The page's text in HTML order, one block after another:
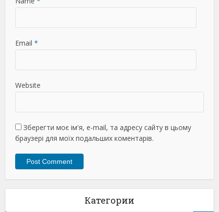
Email *
Website
Зберегти моє ім'я, e-mail, та адресу сайту в цьому
браузері для моїх подальших коментарів.
Категории